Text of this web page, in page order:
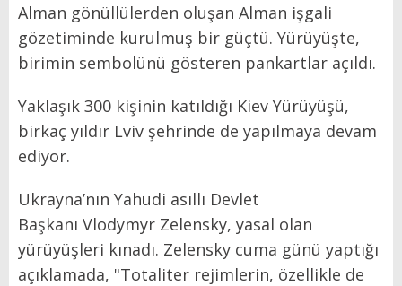
Alman gönüllülerden oluşan Alman işgali
gözetiminde kurulmuş bir güçtü. Yürüyüşte,
birimin sembolünü gösteren pankartlar açıldı.
Yaklaşık 300 kişinin katıldığı Kiev Yürüyüşü,
birkaç yıldır Lviv şehrinde de yapılmaya devam
ediyor.
Ukrayna’nın Yahudi asıllı Devlet
Başkanı Vlodymyr Zelensky, yasal olan
yürüyüşleri kınadı. Zelensky cuma günü yaptığı
açıklamada, "Totaliter rejimlerin, özellikle de